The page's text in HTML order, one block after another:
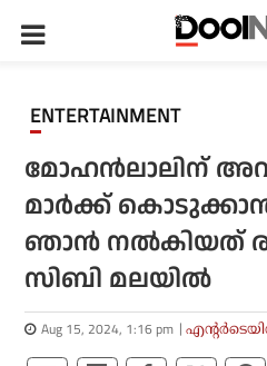
ENTERTAINMENT
മോഹൻലാലിന്
മാർക്ക്‌
ഞാൻ നൽകിയത്
സിബി മലയിൽ
Aug 15, 2024, 1:16 pm